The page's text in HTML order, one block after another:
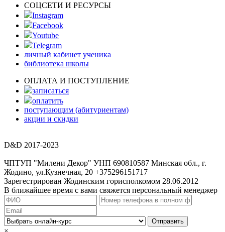
СОЦСЕТИ И РЕСУРСЫ
Instagram
Facebook
Youtube
Telegram
личный кабинет ученика
библиотека школы
ОПЛАТА И ПОСТУПЛЕНИЕ
записаться
оплатить
поступающим (абитуриентам)
акции и скидки
D&D 2017-2023
ЧПТУП "Милени Декор" УНП 690810587 Минская обл., г.
Жодино, ул.Кузнечная, 20 +375296151717
Зарегестрирован Жодинским горисполкомом 28.06.2012
В ближайшее время с вами свяжется персональный менеджер
Отправить